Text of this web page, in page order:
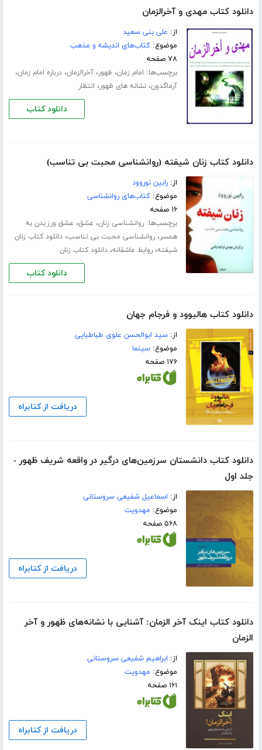
دانلود کتاب مهدی و آخرالزمان
از: علی بنی سعید
موضوع:کتاب‌های اندیشه و مذهب
۷۸ صفحه
برچسب‌ها: امام زمان، ظهور،آخرالزمان،درباره امام زمان،
آرماگدون،نشانه های ظهور، انتظار
دانلود کتاب
دانلود کتاب زنان شیفته (روانشناسی محبت بی تناسب)
از:رابین نوروود
موضوع:کتاب‌های روانشناسی
۱۶ صفحه
برچسب‌ها:روانشناسی زنان، عشق، عشق ورزیدن به
همسر،روانشناسی محبت بی تناسب،دانلود کتاب زنان
شیفته،روابط عاشقانه،دانلود کتاب زنان
دانلود کتاب
دانلود کتاب هالیوود و فرجام جهان
از:سید ابوالحسن علوی طباطبایی
موضوع:سینما
۱۷۶ صفحه
دریافت از کتابراه
دانلود کتاب دانشستان سرزمین‌های درگیر در واقعه شریف ظهور -
جلد اول
از: اسماعیل شفیعی سروستانی
موضوع: مهدویت
۵۶۸ صفحه
دریافت از کتابراه
دانلود کتاب اینک آخر الزمان: آشنایی با نشانه‌های ظهور و آخر
الزمان
از: ابراهیم شفیعی سروستانی
موضوع: مهدویت
۱۶۱ صفحه
دریافت از کتابراه